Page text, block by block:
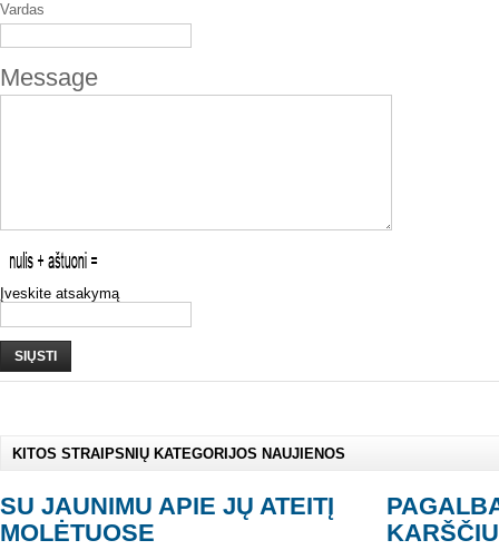
Vardas
Message
Įveskite atsakymą
SIŲSTI
KITOS STRAIPSNIŲ KATEGORIJOS NAUJIENOS
SU JAUNIMU APIE JŲ ATEITĮ
MOLĖTUOSE